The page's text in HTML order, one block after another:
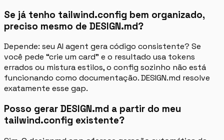
Se já tenho tailwind.config bem organizado,
preciso mesmo de DESIGN.md?
Depende: seu AI agent gera código consistente? Se
você pede “crie um card” e o resultado usa tokens
errados ou mistura estilos, o config sozinho não está
funcionando como documentação. DESIGN.md resolve
exatamente esse gap.
Posso gerar DESIGN.md a partir do meu
tailwind.config existente?